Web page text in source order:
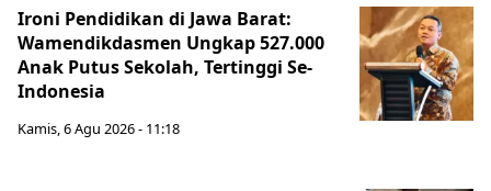
Ironi Pendidikan di Jawa Barat:
Wamendikdasmen Ungkap 527.000
Anak Putus Sekolah, Tertinggi Se-
Indonesia
Kamis, 6 Agu 2026 - 11:18